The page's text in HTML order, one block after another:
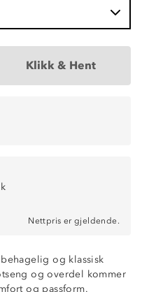
Klikk & Hent
Nettpris er gjeldende.
og klassisk
og overdel kommer
og passform.